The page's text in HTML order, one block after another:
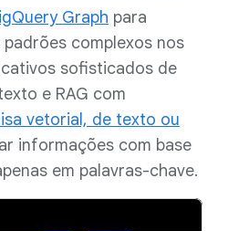
Graph para
complexos nos
sofisticados de
e RAG com
vetorial, de texto ou
informações com base
em palavras-chave.